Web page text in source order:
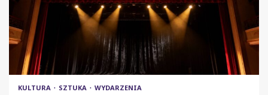
KULTURA SZTUKA WYDARZENIA